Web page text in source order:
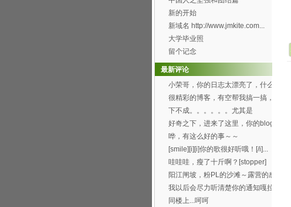
新的开始
新域名 http://www.jmkite.com...
大学毕业照
留个记念
最新评论
小荣哥，你的日志太漂亮了，什么
时候有空帮我也搞一个...
很精彩的博客，有空帮我搞一搞，
可以吗？[smile...
下不成。。。。。。尤其是
Through the f...
好奇之下，进来了这里，你的blog
办得好好哦。 ...
哗，有这么好的事～～
[smile][i][i]你的歌很好听哦！[/i]...
哇哇哇，瘦了十斤啊？[stopper]
阳江闸坡，粉PL的沙滩～露营的感
觉真的8错哦～呵呵...
我以后会尽力听清楚你的通知嘎拉
[wink]
同楼上...呵呵